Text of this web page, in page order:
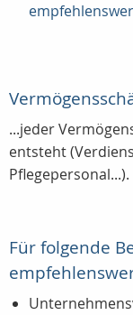
...jeder
entsteht
Pflegepersonal...).
Für folgende